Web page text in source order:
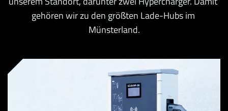
gehören wir zu den größten Lade-Hubs im
Münsterland.